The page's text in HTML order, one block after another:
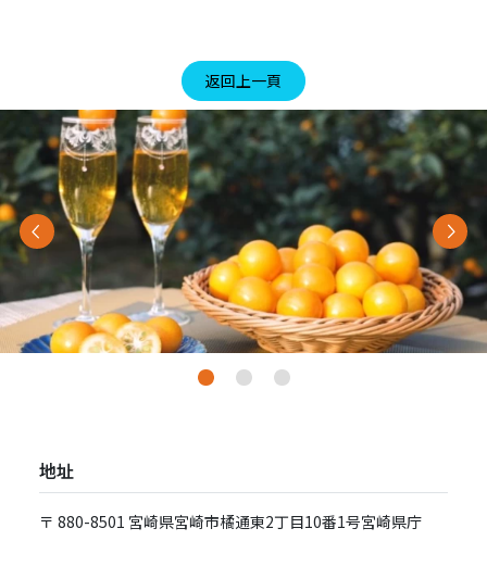
返回上一頁
Previous Next
地址
〒 880-8501 宮崎県宮崎市橘通東2丁⽬10番1号宮崎県庁